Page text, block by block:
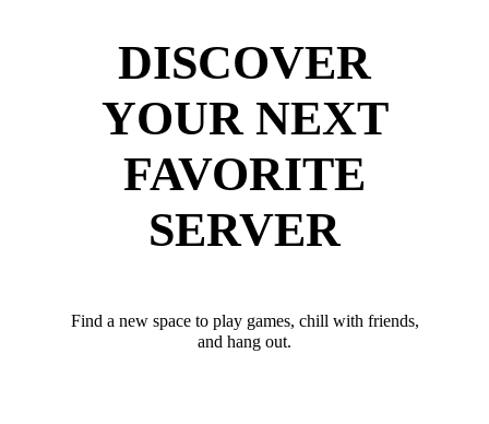
DISCOVER
YOUR NEXT
FAVORITE
SERVER
Find a new space to play games, chill with friends,
and hang out.